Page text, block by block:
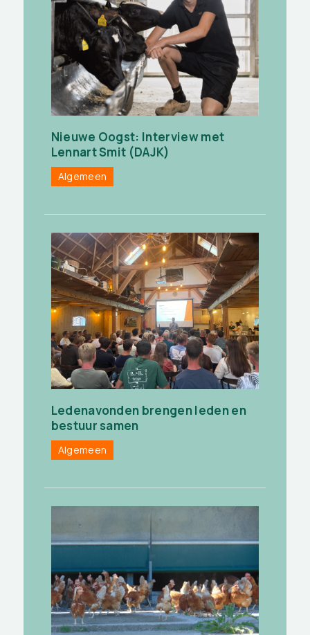
Nieuwe Oogst: Interview met
Lennart Smit (DAJK)
Algemeen
Ledenavonden brengen leden en
bestuur samen
Algemeen